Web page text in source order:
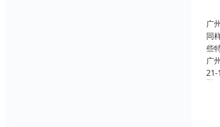
广
同
些
广
21-